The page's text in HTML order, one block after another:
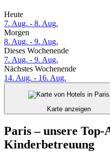
Heute
7. Aug. - 8. Aug.
Morgen
8. Aug. - 9. Aug.
Dieses Wochenende
7. Aug. - 9. Aug.
Nächstes Wochenende
14. Aug. - 16. Aug.
Karte anzeigen
Paris – unsere
Kinderbetreuung